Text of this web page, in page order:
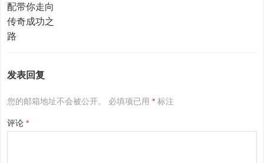
发表回复
您的邮箱地址不会被公开。 必填项已用* 标注
评论*